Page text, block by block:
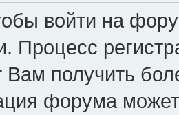
войти на
Процесс
Вам получить
форума может